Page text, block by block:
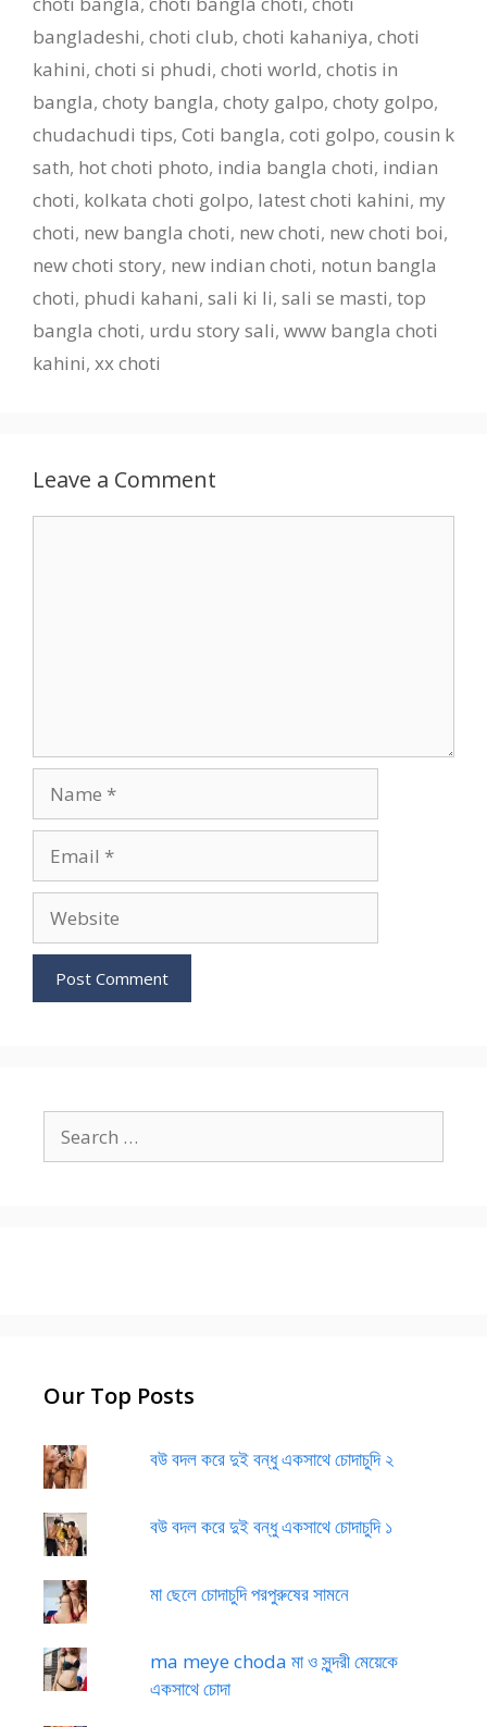
bangladeshi, choti club, choti kahaniya, choti
kahini, choti si phudi, choti world, chotis in
bangla, choty bangla, choty galpo, choty golpo,
chudachudi tips, Coti bangla, coti golpo, cousin k
sath, hot choti photo, india bangla choti, indian
choti, kolkata choti golpo, latest choti kahini, my
choti, new bangla choti, new choti, new choti boi,
new choti story, new indian choti, notun bangla
choti, phudi kahani, sali ki li, sali se masti, top
bangla choti, urdu story sali, www bangla choti
kahini, xx choti
Leave a Comment
for:
Our Top Posts
বউ বদল করে দুই বন্ধু একসাথে চোদাচুদি ২
বউ বদল করে দুই বন্ধু একসাথে চোদাচুদি ১
মা ছেলে চোদাচুদি পরপুরুষের সামনে
ma meye choda মা ও সুন্দরী মেয়েকে
একসাথে চোদা